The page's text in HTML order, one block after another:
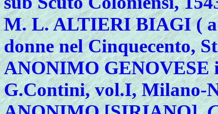
M.L. ALTIERI BIAGI ( a
donne nel Cinquecento,
ANONIMOGENOVESE
G.Contini, vol.I, Milano-